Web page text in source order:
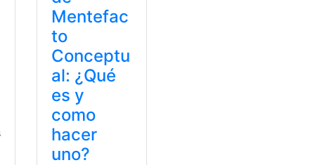
Mentefac
to
Conceptu
al: ¿Qué
es y
como
hacer
uno?